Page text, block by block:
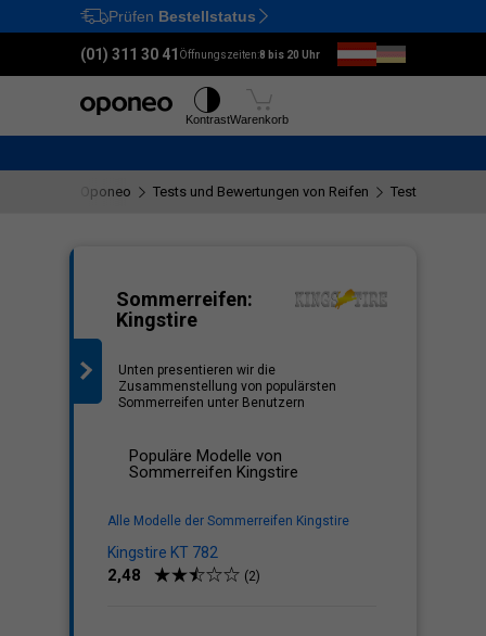
Ctrl M
Prüfen Bestellstatus
(01) 311 30 41 Öffnungszeiten:8 bis 20 Uhr
KontrastWarenkorb
Oponeo Tests und Bewertungen von Reifen Tests der
Sommerreifen:
Kingstire
Unten presentieren wir die
Zusammenstellung von populärsten
Sommerreifen unter Benutzern
Populäre Modelle von
Sommerreifen Kingstire
Alle Modelle der Sommerreifen Kingstire
Kingstire KT 782
2,48 (2)